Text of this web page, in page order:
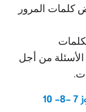
كلمات المرور
من أجل
تنشيط ويندوز 7 -8- 10